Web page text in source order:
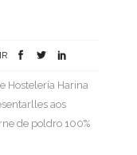
Hostelería Harina
aos
de poldro 100%